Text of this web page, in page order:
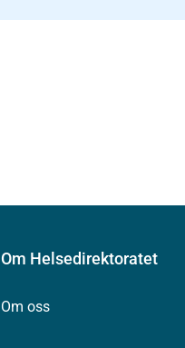
Om Helsedirektoratet
Om oss